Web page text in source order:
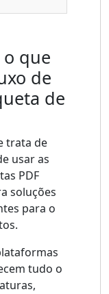
o que
de
de
trata de
usar as
PDF
soluções
para o
tudo o